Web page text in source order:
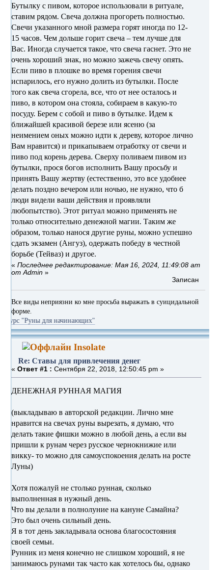
Бутылку с пивом, которое использовали в ритуале,
ставим рядом. Свеча должна прогореть полностью.
Свечи указанного мной размера горят иногда по 12-
15 часов. Чем дольше горит свеча – тем лучше для
Вас. Иногда случается такое, что свеча гаснет. Это не
очень хороший знак, но можно зажечь свечу опять.
Если пиво в плошке во время горения свечи
испарилось, его нужно долить из бутылки. После
того как свеча сгорела, все, что от нее осталось и
пиво, в котором она стояла, собираем в какую-то
посуду. Берем с собой и пиво в бутылке. Идем к
ближайшей красивой березе или ясеню (за
неимением оных можно идти к дереву, которое лично
Вам нравится) и прикапываем отработку от свечи и
пиво под корень дерева. Сверху поливаем пивом из
бутылки, прося богов исполнить Вашу просьбу и
принять Вашу жертву (естественно, это все удобнее
делать поздно вечером или ночью, не нужно, что б
люди видели ваши действия и проявляли
любопытство). Этот ритуал можно применять не
только относительно денежной магии. Таким же
образом, только нанося другие руны, можно успешно
сдать экзамен (Ангуз), одержать победу в честной
борьбе (Тейваз) и другое.
«Последнее редактирование: Мая 16, 2024, 11:49:08 am
от Admin »
Записан
Все виды неприязни ко мне просьба выражать в суицидальной
форме.
для начинающих"
Insolate
Re: Ставы для привлечения денег
«Ответ #1 : Сентября 22, 2018, 12:50:45 pm »
ДЕНЕЖНАЯ РУННАЯ МАГИЯ
(выкладываю в авторской редакции. Лично мне
нравится на свечах руны вырезать, я думаю, что
делать такие фишки можно в любой день, а если вы
пришли к рунам через русское чернокнижие или
викку- то можно для самоуспокоения делать на росте
Луны)
Хотя пожалуй не столько рунная, сколько
выполненная в нужный день.
Что вы делали в полнолуние на кануне Самайна?
Это был очень сильный день.
Я в тот день закладывала основа благосостояния
своей семьи.
Рунник из меня конечно не слишком хороший, я не
занимаюсь рунами так часто как хотелось бы, однако